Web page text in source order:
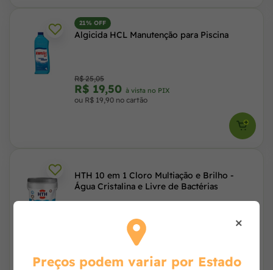
21% OFF
Algicida HCL Manutenção para Piscina
R$ 25,05
R$ 19,50 à vista no PIX
ou R$ 19,90 no cartão
HTH 10 em 1 Cloro Multiação e Brilho -
Água Cristalina e Livre de Bactérias
R$ 278,81 à vista no PIX
ou 9x de R$ 32,56 com juros no cartão
×
Preços podem variar por Estado